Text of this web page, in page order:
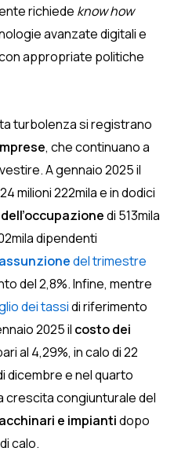
richiede know how
avanzate digitali e
appropriate politiche
turbolenza si registrano
, che continuano a
A gennaio 2025 il
milioni 222mila e in dodici
di 513mila
dipendenti
del trimestre
del 2,8%. Infine, mentre
dei tassidi riferimento
2025 il costo dei
al 4,29%, in calo di 22
dicembre e nel quarto
crescita congiunturale del
e impiantidopo
calo.